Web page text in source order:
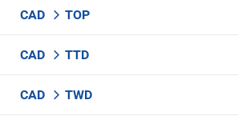
CAD TOP
CAD TTD
CAD TWD